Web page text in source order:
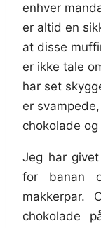
enhver
er altid en
at disse
er ikke tale
har set
er
chokolade
Jeg har
for banan
chokolade